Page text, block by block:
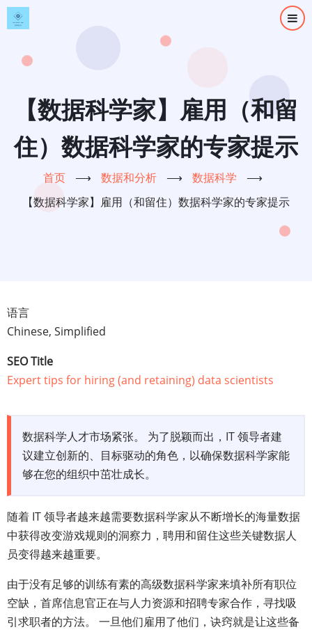
跳
转
【数据科学家】雇用（和留
住）数据科学家的专家提示
首页 ⟶ 数据和分析 ⟶ 数据科学
⟶
【数据科学家】雇用（和留住）数据科学家的专家提示
语言
Chinese, Simplified
SEO Title
Expert tips for hiring (and retaining) data scientists
数据科学人才市场紧张。 为了脱颖而出，IT 领导者建
议建立创新的、目标驱动的角色，以确保数据科学家能
够在您的组织中茁壮成长。
随着 IT 领导者越来越需要数据科学家从不断增长的海量数据
中获得改变游戏规则的洞察力，聘用和留住这些关键数据人
员变得越来越重要。
由于没有足够的训练有素的高级数据科学家来填补所有职位
空缺，首席信息官正在与人力资源和招聘专家合作，寻找吸
引求职者的方法。 一旦他们雇用了他们，诀窍就是让这些备